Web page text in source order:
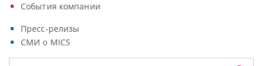
События компании
Пресс-релизы
СМИ о MICS